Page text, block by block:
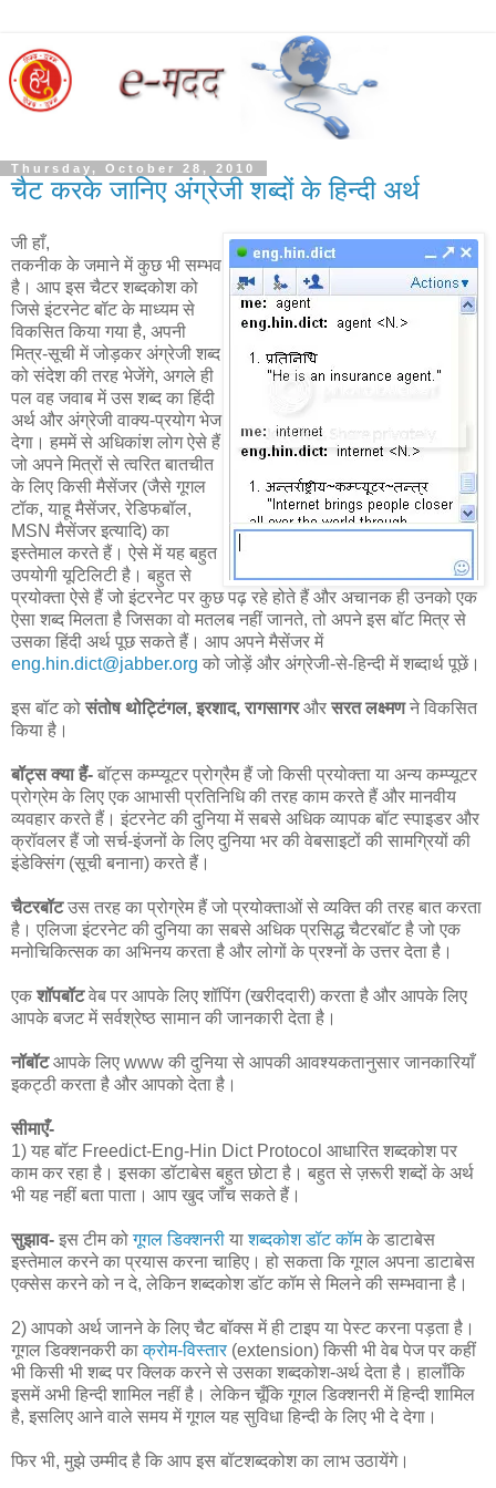
Thursday, October 28, 2010
चैट करके जानिए अंग्रेजी शब्दों के हिन्दी अर्थ
जी हाँ,
तकनीक के जमाने में कुछ भी सम्भव
है। आप इस चैटर शब्दकोश को
जिसे इंटरनेट बॉट के माध्यम से
विकसित किया गया है, अपनी
मित्र-सूची में जोड़कर अंग्रेजी शब्द
को संदेश की तरह भेजेंगे, अगले ही
पल वह जवाब में उस शब्द का हिंदी
अर्थ और अंग्रेजी वाक्य-प्रयोग भेज
देगा। हममें से अधिकांश लोग ऐसे हैं
जो अपने मित्रों से त्वरित बातचीत
के लिए किसी मैसेंजर (जैसे गूगल
टॉक, याहू मैसेंजर, रेडिफबॉल,
MSN मैसेंजर इत्यादि) का
इस्तेमाल करते हैं। ऐसे में यह बहुत
उपयोगी यूटिलिटी है। बहुत से
प्रयोक्ता ऐसे हैं जो इंटरनेट पर कुछ पढ़ रहे होते हैं और अचानक ही उनको एक
ऐसा शब्द मिलता है जिसका वो मतलब नहीं जानते, तो अपने इस बॉट मित्र से
उसका हिंदी अर्थ पूछ सकते हैं। आप अपने मैसेंजर में
eng.hin.dict@jabber.org को जोड़ें और अंग्रेजी-से-हिन्दी में शब्दार्थ पूछें।
इस बॉट कोसंतोष थोट्टिंगल, इरशाद, रागसागरऔरसरत लक्ष्मणने विकसित
किया है।
बॉट्स क्या हैं- बॉट्स कम्प्यूटर प्रोग्रैम हैं जो किसी प्रयोक्ता या अन्य कम्प्यूटर
प्रोग्रेम के लिए एक आभासी प्रतिनिधि की तरह काम करते हैं और मानवीय
व्यवहार करते हैं। इंटरनेट की दुनिया में सबसे अधिक व्यापक बॉट स्पाइडर और
क्रॉवलर हैं जो सर्च-इंजनों के लिए दुनिया भर की वेबसाइटों की सामग्रियों की
इंडेक्सिंग (सूची बनाना) करते हैं।
चैटरबॉटउस तरह का प्रोग्रेम हैं जो प्रयोक्ताओं से व्यक्ति की तरह बात करता
है। एलिजा इंटरनेट की दुनिया का सबसे अधिक प्रसिद्ध चैटरबॉट है जो एक
मनोचिकित्सक का अभिनय करता है और लोगों के प्रश्नों के उत्तर देता है।
एकशॉपबॉटवेब पर आपके लिए शॉपिंग (खरीददारी) करता है और आपके लिए
आपके बजट में सर्वश्रेष्ठ सामान की जानकारी देता है।
नॉबॉटआपके लिए www की दुनिया से आपकी आवश्यकतानुसार जानकारियाँ
इकट्ठी करता है और आपको देता है।
सीमाएँ-
1) यह बॉट Freedict-Eng-Hin Dict Protocol आधारित शब्दकोश पर
काम कर रहा है। इसका डॉटाबेस बहुत छोटा है। बहुत से ज़रूरी शब्दों के अर्थ
भी यह नहीं बता पाता। आप खुद जाँच सकते हैं।
सुझाव- इस टीम कोगूगल डिक्शनरी याशब्दकोश डॉट कॉमके डाटाबेस
इस्तेमाल करने का प्रयास करना चाहिए। हो सकता कि गूगल अपना डाटाबेस
एक्सेस करने को न दे, लेकिन शब्दकोश डॉट कॉम से मिलने की सम्भवाना है।
2) आपको अर्थ जानने के लिए चैट बॉक्स में ही टाइप या पेस्ट करना पड़ता है।
गूगल डिक्शनकरी काक्रोम-विस्तार (extension) किसी भी वेब पेज पर कहीं
भी किसी भी शब्द पर क्लिक करने से उसका शब्दकोश-अर्थ देता है। हालाँकि
इसमें अभी हिन्दी शामिल नहीं है। लेकिन चूँकि गूगल डिक्शनरी में हिन्दी शामिल
है, इसलिए आने वाले समय में गूगल यह सुविधा हिन्दी के लिए भी दे देगा।
फिर भी, मुझे उम्मीद है कि आप इस बॉटशब्दकोश का लाभ उठायेंगे।